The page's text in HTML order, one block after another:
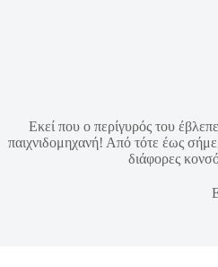
Εκεί που ο περίγυρός του
παιχνιδομηχανή! Από τότε έως
διάφορες